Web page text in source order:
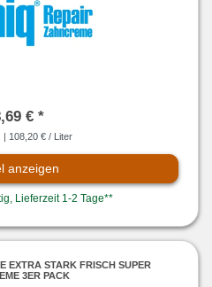
€ *
| 108,20 € / Liter
anzeigen
Lieferzeit 1-2 Tage**
EXTRA STARK FRISCH SUPER
3ER PACK